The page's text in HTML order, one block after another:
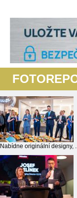
Nabídne originální designy,